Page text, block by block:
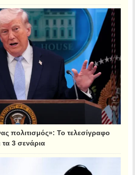
πολιτισμός»: Το τελεσίγραφο
3 σενάρια